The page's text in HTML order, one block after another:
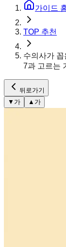
가이드
TOP 추천
수의사가
7과 고르는
뒤로가기
▼ 가 ▲ 가